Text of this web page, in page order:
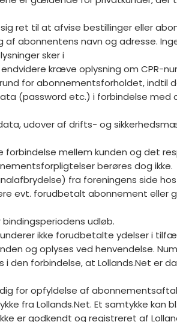
ret til at afvise bestillinger eller
abonnentens navn og adresse.
sker i
kræve oplysning om CPR-
for abonnementsforholdet, indtil
(password etc.) i forbindelse
udover af drifts- og
mellem kunden og det
berøres dog ikke.
fra foreningens side
evt. forudbetalt abonnement
udløb.
ikke forudbetalte ydelser i
og oplyses ved henvendelse.
den forbindelse, at Lollands.Net er
for opfyldelse af
fra Lollands.Net. Et samtykke
er godkendt og registreret af